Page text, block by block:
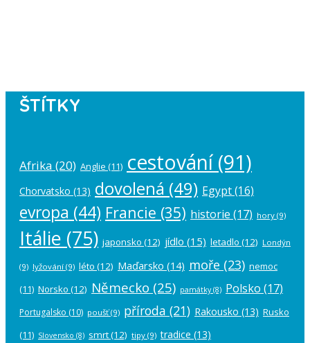
ŠTÍTKY
Afrika (20) Anglie (11) cestování(91)
Chorvatsko (13) dovolená (49) Egypt(16)
evropa (44) Francie (35) historie (17) hory (9)
Itálie (75) japonsko (12) jídlo (15) letadlo (12) Londýn
(9) lyžování (9) léto (12) Maďarsko (14) moře (23) nemoc
(11) Norsko (12) Německo (25) památky(8) Polsko (17)
Portugalsko (10) poušť(9) příroda (21) Rakousko (13) Rusko
(11) Slovensko (8) smrt(12) tipy (9) tradice (13)